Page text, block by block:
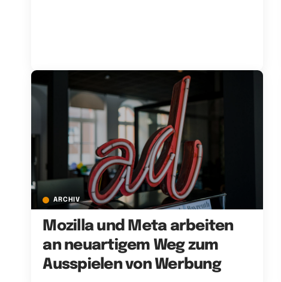
ARCHIV
Mozilla und Meta arbeiten
an neuartigem Weg zum
Ausspielen von Werbung